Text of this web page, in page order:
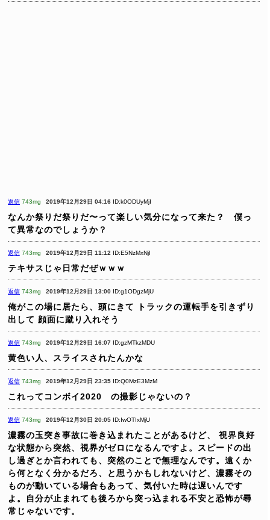
返信 743mg 2019年12月29日 04:16 ID:k0ODUyMjI
なんか祭りだ祭りだ〜って楽しい気分になって来た？ 僕っ
て異常なのでしょうか？
返信 743mg 2019年12月29日 11:12 ID:E5NzMxNjI
テキサスじゃ日常だぜｗｗｗ
返信 743mg 2019年12月29日 13:00 ID:g1ODgzMjU
俺がこの場に居たら、頭にきて
トラックの運転手を引きずり
出して 顔面に蹴り入れそう
返信 743mg 2019年12月29日 16:07 ID:gzMTkzMDU
黄色い人、スライスされたんかな
返信 743mg 2019年12月29日 23:35 ID:Q0MzE3MzM
これってコンボイ2020 の撮影じゃないの？
返信 743mg 2019年12月30日 20:05 ID:IwOTIxMjU
濃霧の玉突き事故に巻き込まれたことがあるけど、
視界良好
な状態から突然、視界がゼロになるんですよ。スピードの出
し過ぎとか言われても、突然のことで無理なんです。遠くか
ら何となく分かるだろ、と思うかもしれないけど、濃霧その
ものが動いている場合もあって、気付いた時は遅いんです
よ。自分が止まれても後ろから突っ込まれる不安と恐怖が尋
常じゃないです。